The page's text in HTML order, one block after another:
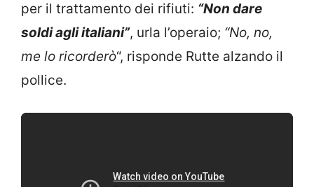
per il trattamento dei rifiuti: “Non dare
soldi agli italiani”, urla l’operaio; “No, no,
me lo ricorderò“, risponde Rutte alzando il
pollice.